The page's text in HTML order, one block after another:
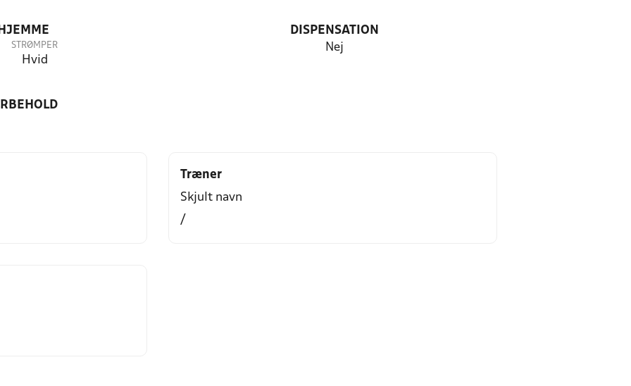
STRØMPER
Hvid
DISPENSATION
Nej
Træner
Skjult navn
/